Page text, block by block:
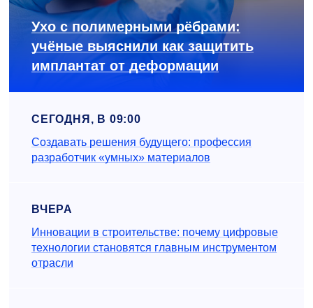
Ухо с полимерными рёбрами:
учёные выяснили как защитить
имплантат от деформации
СЕГОДНЯ, В 09:00
Создавать решения будущего: профессия
разработчик «умных» материалов
ВЧЕРА
Инновации в строительстве: почему цифровые
технологии становятся главным инструментом
отрасли